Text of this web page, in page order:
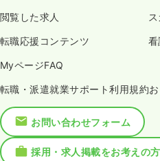
閲覧した求人
転職応援コンテンツ 看
MyページFAQ
転職・派遣就業サポート利用規約
お問い合わせフォーム
採用・求人掲載をお考えの